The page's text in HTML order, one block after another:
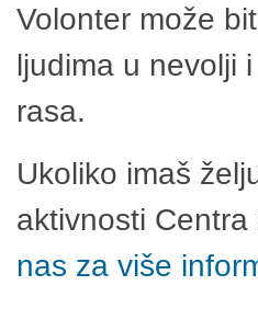
Volonter može
ljudima u nevolji
rasa.
Ukoliko imaš
aktivnosti
nas za više